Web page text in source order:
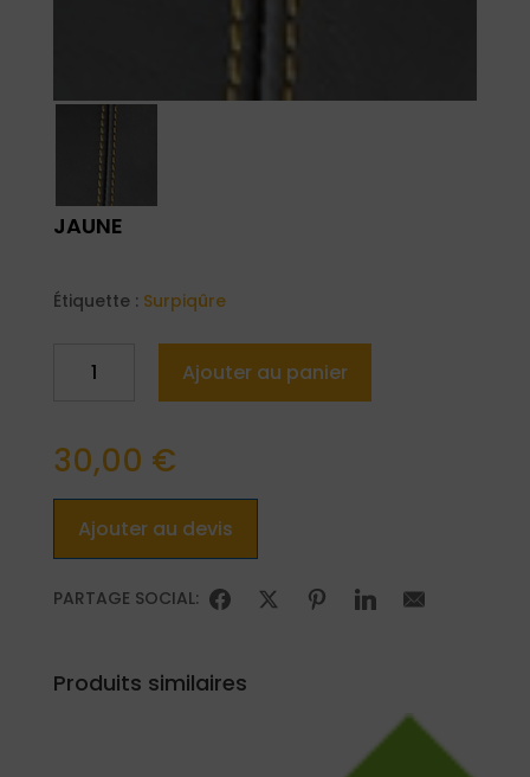
JAUNE
30,00 €
Ajouter au panier
Ajouter au devis
Étiquette : Surpiqûre
PARTAGE SOCIAL:
Produits similaires